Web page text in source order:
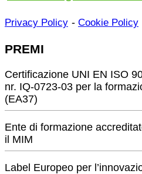
Privacy Policy - Cookie Policy
PREMI
Certificazione UNI EN ISO
nr. IQ-0723-03 per la
(EA37)
Ente di formazione
il MIM
Label Europeo per